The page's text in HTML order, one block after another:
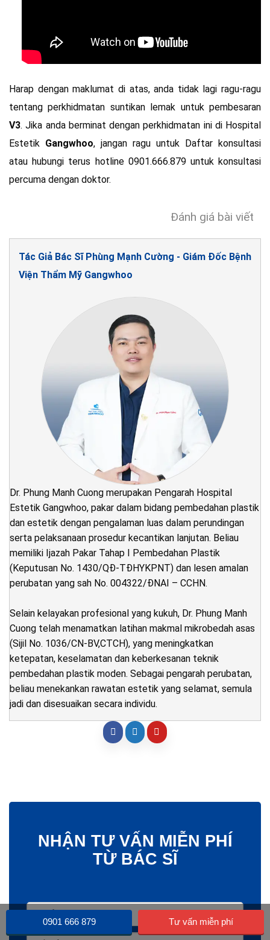
Harap dengan maklumat di atas, anda tidak lagi ragu-ragu
tentang perkhidmatan suntikan lemak untuk pembesaran
V3. Jika anda berminat dengan perkhidmatan ini di Hospital
Estetik Gangwhoo, jangan ragu untuk Daftar konsultasi
atau hubungi terus hotline 0901.666.879 untuk konsultasi
percuma dengan doktor.
Đánh giá bài viết
Tác Giả Bác Sĩ Phùng Mạnh Cường - Giám Đốc Bệnh
Viện Thẩm Mỹ Gangwhoo
Dr. Phung Manh Cuong merupakan Pengarah Hospital
Estetik Gangwhoo, pakar dalam bidang pembedahan plastik
dan estetik dengan pengalaman luas dalam perundingan
serta pelaksanaan prosedur kecantikan lanjutan. Beliau
memiliki Ijazah Pakar Tahap I Pembedahan Plastik
(Keputusan No. 1430/QĐ-TĐHYKPNT) dan lesen amalan
perubatan yang sah No. 004322/ĐNAI – CCHN.
Selain kelayakan profesional yang kukuh, Dr. Phung Manh
Cuong telah menamatkan latihan makmal mikrobedah asas
(Sijil No. 1036/CN-BV,CTCH), yang meningkatkan
ketepatan, keselamatan dan keberkesanan teknik
pembedahan plastik moden. Sebagai pengarah perubatan,
beliau menekankan rawatan estetik yang selamat, semula
jadi dan disesuaikan secara individu.
NHẬN TƯ VẤN MIỄN PHÍ
TỪ BÁC SĨ
0901 666 879 Tư vấn miễn phí